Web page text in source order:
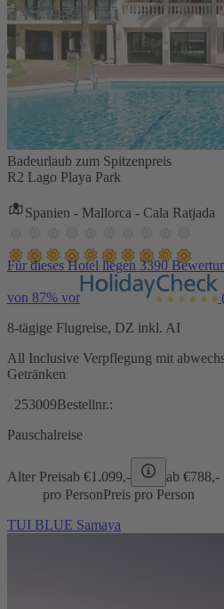
Badeurlaub zum Spitzenpreis
R2 Lago Playa Park
Spanien - Mallorca - Cala Ratjada
Für dieses Hotel liegen 3390
von 87% vor
8-tägige Flugreise, DZ inkl. AI
All Inclusive Verpflegung mit
Getränken
253009Bestellnr.:
Pauschalreise
Alter Preisab €1.099,- ab €788,-
pro PersonPreis pro Person
TUI BLUE Samaya